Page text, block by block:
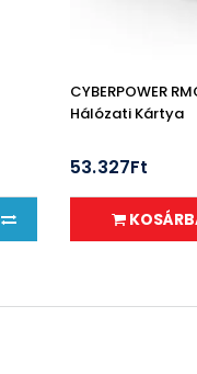
CYBERPOWER
Hálózati Kártya
53.327Ft